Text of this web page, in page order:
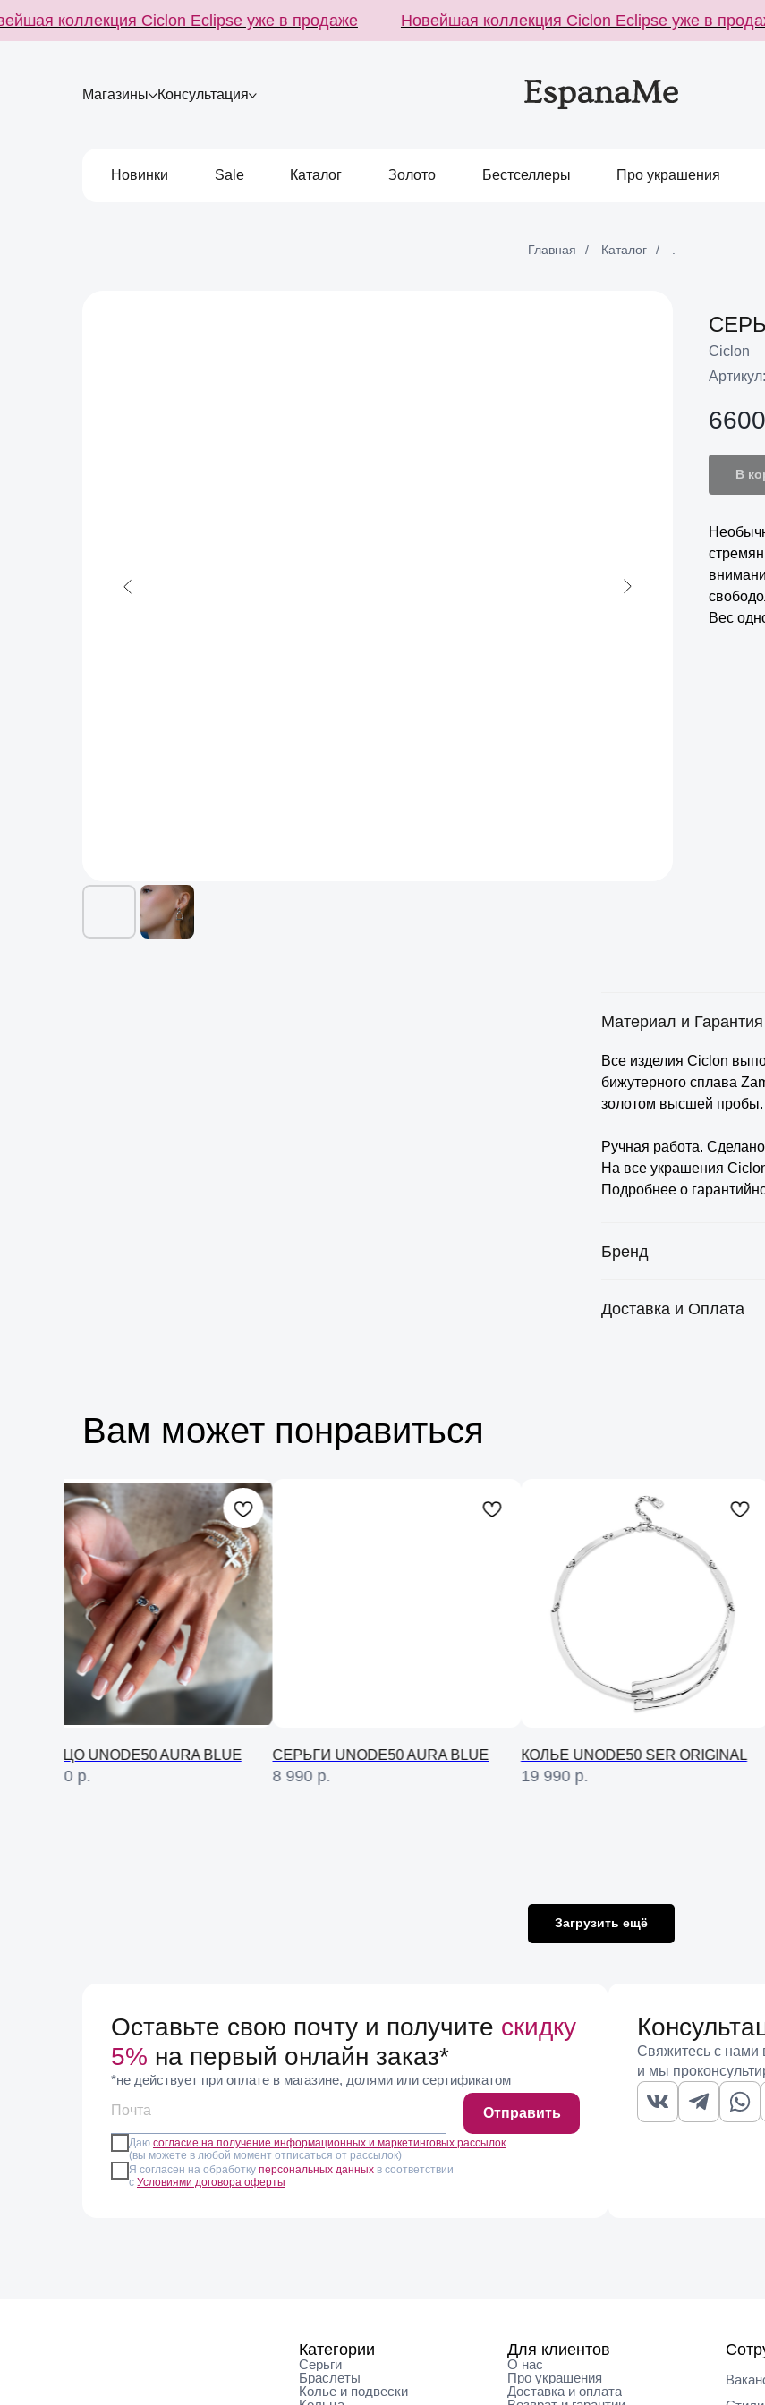
коллекция Ciclon Eclipse уже в продаже Новейшая коллекция Ciclon Eclipse уже в продаже
Магазины Консультация
Новинки Sale Каталог Золото Бестселлеры Про украшения
Главная / Каталог /
Ciclon
Артикул:
В
Вес
Материал и Гарантия
Все изделия Ciclon
бижутерного сплава
золотом высшей пробы.
Ручная работа.
На все украшения
Подробнее о
Бренд
Доставка и Оплата
Вам может понравиться
КОЛЬЦО UNODE50 AURA BLUE
11 490 р.
СЕРЬГИ UNODE50 AURA BLUE
8 990 р.
КОЛЬЕ UNODE50 SER ORIGINAL
19 990 р.
Загрузить ещё
Оставьте свою почту и получите скидку
5% на первый онлайн заказ*
*не действует при оплате в магазине, долями или сертификатом
Даю согласие на получение информационных и маркетинговых рассылок
(вы можете в любой момент отписаться от рассылок)
Я согласен на обработку персональных данных в соответствии
с Условиями договора оферты
Отправить
Свяжитесь с нами
и мы
Категории
Серьги
Браслеты
Колье и подвески
Для клиентов
О нас
Про украшения
Доставка и оплата